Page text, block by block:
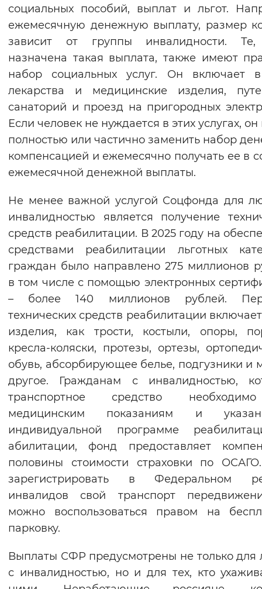
социальных пособий, выплат и льгот.
ежемесячную денежную выплату, размер
зависит от группы инвалидности.
назначена такая выплата, также имеют
набор социальных услуг. Он включает
лекарства и медицинские изделия,
санаторий и проезд на пригородных
Если человек не нуждается в этих услугах,
полностью или частично заменить набор
компенсацией и ежемесячно получать ее в
ежемесячной денежной выплаты.
Не менее важной услугой Соцфонда для
инвалидностью является получение
средств реабилитации. В 2025 году на
средствами реабилитации льготных
граждан было направлено 275 миллионов
в том числе с помощью электронных
– более 140 миллионов рублей.
технических средств реабилитации
изделия, как трости, костыли, опоры,
кресла-коляски, протезы, ортезы,
обувь, абсорбирующее белье, подгузники и
другое. Гражданам с инвалидностью,
транспортное средство
медицинским показаниям и
индивидуальной программе
абилитации, фонд предоставляет
половины стоимости страховки по
зарегистрировать в Федеральном
инвалидов свой транспорт
можно воспользоваться правом на
парковку.
Выплаты СФР предусмотрены не только для
с инвалидностью, но и для тех, кто